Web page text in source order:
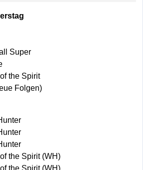
Super
the Spirit
Folgen)
the Spirit (WH)
the Spirit (WH)